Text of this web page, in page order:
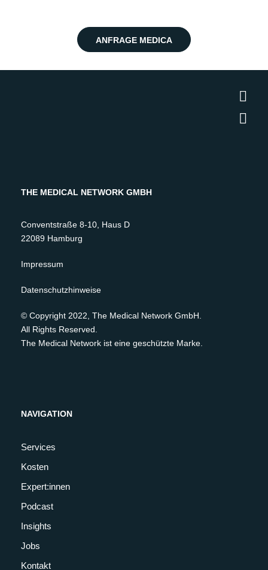
ANFRAGE MEDICA
THE MEDICAL NETWORK GMBH
Conventstraße 8-10, Haus D
22089 Hamburg
Impressum
Datenschutzhinweise
© Copyright 2022, The Medical Network GmbH.
All Rights Reserved.
The Medical Network ist eine geschützte Marke.
NAVIGATION
Services
Kosten
Expert:innen
Podcast
Insights
Jobs
Kontakt